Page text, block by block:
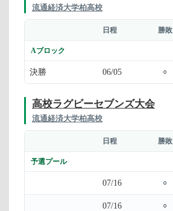
流通経済大学柏高校
日程 勝敗
Aブロック
決勝 06/05 ○
高校ラグビーセブンズ大会
流通経済大学柏高校
日程 勝敗
予選プール
07/16 ○
07/16 ○